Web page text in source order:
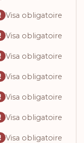
Visa obligatoire
Visa obligatoire
Visa obligatoire
Visa obligatoire
Visa obligatoire
Visa obligatoire
Visa obligatoire